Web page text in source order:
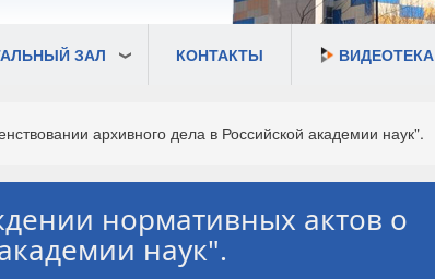
ЗАЛ КОНТАКТЫ ВИДЕОТЕКА
архивного дела в Российской академии наук".
нормативных актов о
наук".